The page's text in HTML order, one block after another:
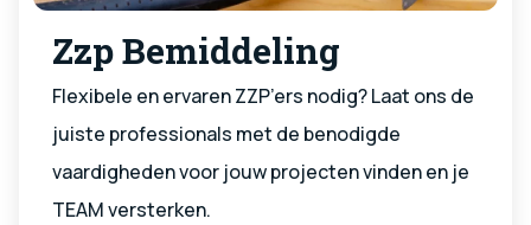
Zzp Bemiddeling
Flexibele en ervaren ZZP’ers nodig? Laat ons de
juiste professionals met de benodigde
vaardigheden voor jouw projecten vinden en je
TEAM versterken.